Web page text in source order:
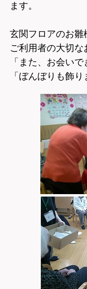
ます。
玄関フロアのお雛
ご利用者の大切な
「また、お会い
「ぼんぼりも飾り